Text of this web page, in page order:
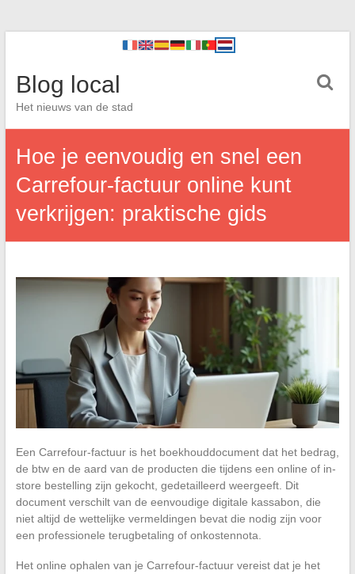
Blog local
Het nieuws van de stad
Hoe je eenvoudig en snel een
Carrefour-factuur online kunt
verkrijgen: praktische gids
Een Carrefour-factuur is het boekhouddocument dat het bedrag,
de btw en de aard van de producten die tijdens een online of in-
store bestelling zijn gekocht, gedetailleerd weergeeft. Dit
document verschilt van de eenvoudige digitale kassabon, die
niet altijd de wettelijke vermeldingen bevat die nodig zijn voor
een professionele terugbetaling of onkostennota.
Het online ophalen van je Carrefour-factuur vereist dat je het